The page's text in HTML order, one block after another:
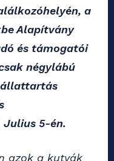
a
Alapítvány
és támogatói
négylábú
Julius 5-én.
azok a kutyák